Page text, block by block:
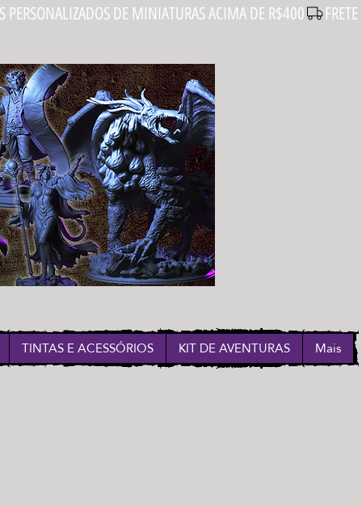
TINTAS E ACESSÓRIOS KIT DE AVENTURAS Mais